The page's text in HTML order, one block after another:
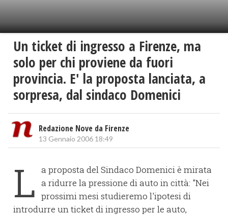
Un ticket di ingresso a Firenze, ma
solo per chi proviene da fuori
provincia. E' la proposta lanciata, a
sorpresa, dal sindaco Domenici
Redazione Nove da Firenze
13 Gennaio 2006 18:49
L a proposta del Sindaco Domenici è mirata
a ridurre la pressione di auto in città: "Nei
prossimi mesi studieremo l'ipotesi di
introdurre un ticket di ingresso per le auto,